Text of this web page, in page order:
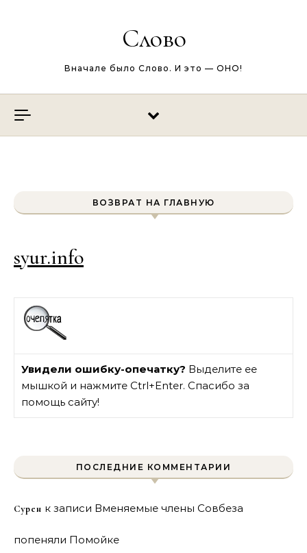
Слово
Вначале было Слово. И это — ОНО!
ВОЗВРАТ НА ГЛАВНУЮ
syur.info
Увидели ошибку-опечатку? Выделите ее
мышкой и нажмите Ctrl+Enter. Спасибо за
помощь сайту!
ПОСЛЕДНИЕ КОММЕНТАРИИ
Сурен к записи Вменяемые члены Совбеза
попеняли Помойке